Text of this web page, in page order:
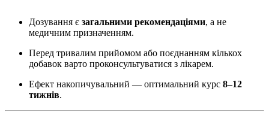
Дозування є загальними рекомендаціями, а не
медичним призначенням.
Перед тривалим прийомом або поєднанням кількох
добавок варто проконсультуватися з лікарем.
Ефект накопичувальний — оптимальний курс 8–12
тижнів.